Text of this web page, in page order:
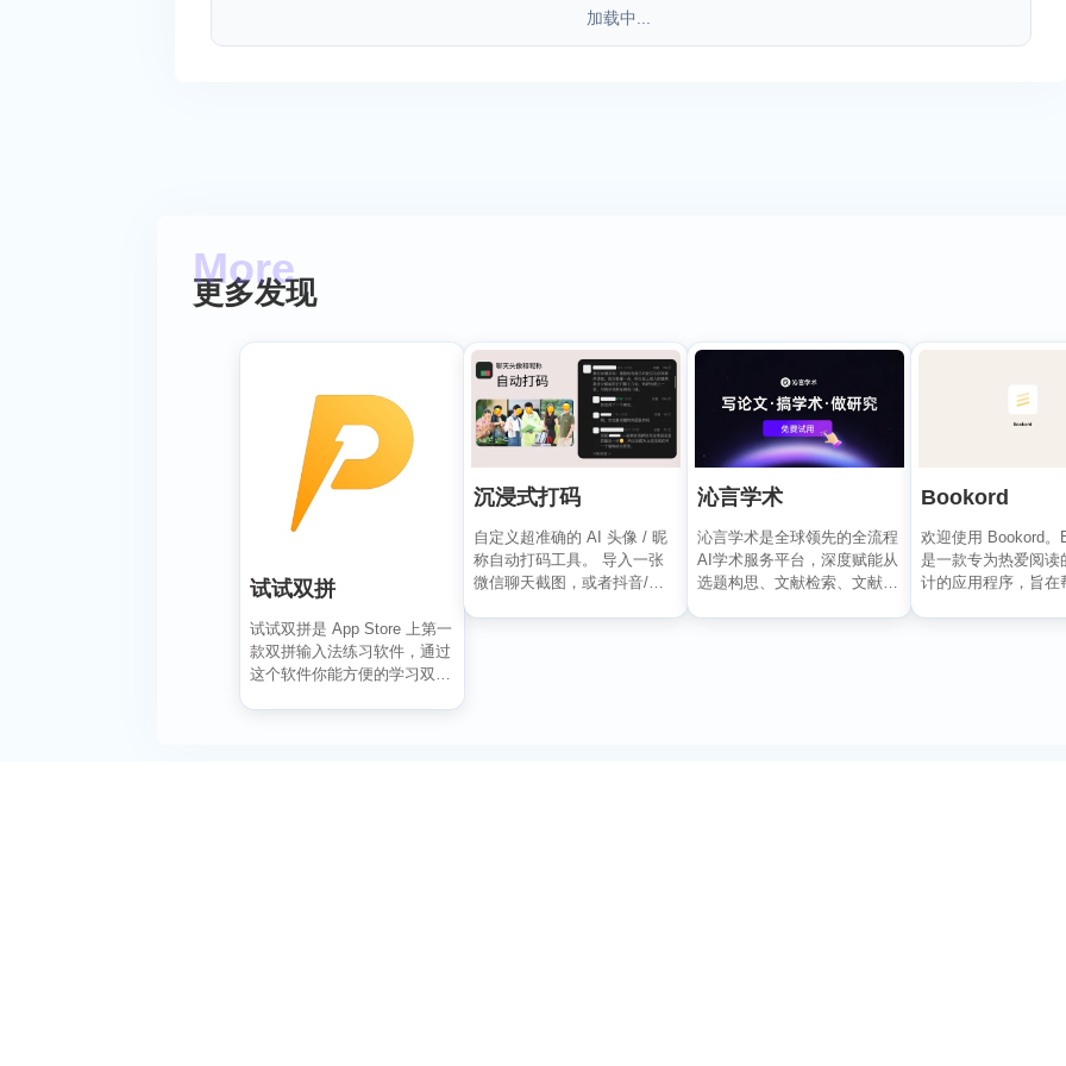
加载中...
更多发现
试试双拼
试试双拼是 App Store 上第一
款双拼输入法练习软件，通过
这个软件你能方便的学习双拼
沉浸式打码
自定义超准确的 AI 头像 / 昵
称自动打码工具。 导入一张
微信聊天截图，或者抖音/小
沁言学术
沁言学术是全球领先的全流程
AI学术服务平台，深度赋能从
选题构思、文献检索、文献阅
Bookord
欢迎使用 Bookord。
是一款专为热爱阅读
计的应用程序，旨在